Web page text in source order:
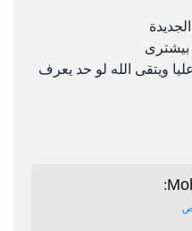
ويتقى الله لو حد يعرف
: